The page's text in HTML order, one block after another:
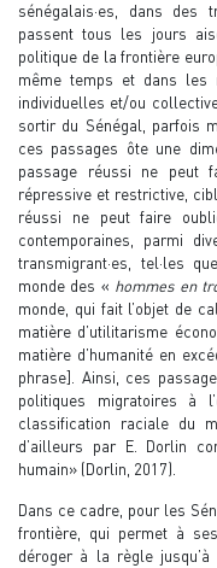
sénégalais·es, dans des
passent tous les jours
politique de la frontière
même temps et dans les
individuelles et/ou
sortir du Sénégal, parfois
ces passages ôte une
passage réussi ne peut
répressive et restrictive,
réussi ne peut faire
contemporaines, parmi
transmigrant·es, tel·les
monde des « hommes en
monde, qui fait l’objet de
matière d’utilitarisme
matière d’humanité en
phrase]. Ainsi, ces
politiques migratoires à
classification raciale du
d’ailleurs par E. Dorlin
humain» (Dorlin, 2017).
Dans ce cadre, pour les
frontière, qui permet à
déroger à la règle